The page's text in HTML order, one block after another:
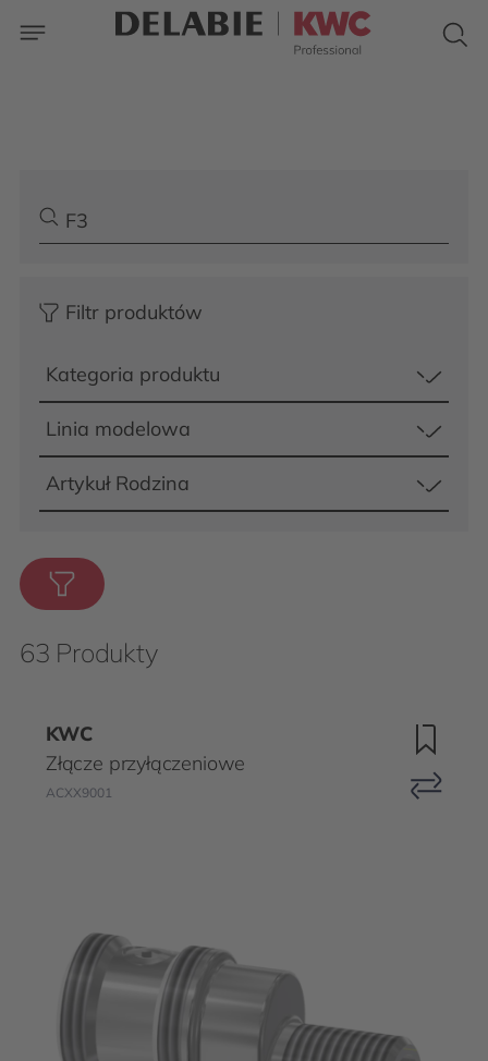
Filtr produktów
Kategoria produktu
Linia modelowa
Artykuł Rodzina
63 Produkty
KWC
Złącze przyłączeniowe
ACXX9001